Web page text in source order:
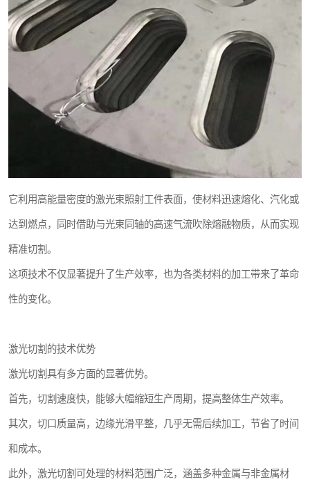
它利用高能量密度的激光束照射工件表面，使材料迅速熔化、汽化或
达到燃点，同时借助与光束同轴的高速气流吹除熔融物质，从而实现
精准切割。
这项技术不仅显著提升了生产效率，也为各类材料的加工带来了革命
性的变化。
激光切割的技术优势
激光切割具有多方面的显著优势。
首先，切割速度快，能够大幅缩短生产周期，提高整体生产效率。
其次，切口质量高，边缘光滑平整，几乎无需后续加工，节省了时间
和成本。
此外，激光切割可处理的材料范围广泛，涵盖多种金属与非金属材